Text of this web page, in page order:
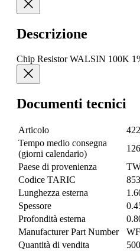
Descrizione
Chip Resistor WALSIN 100K
Documenti tecnici
Articolo
Tempo medio consegna
(giorni calendario)
126
Paese di provenienza
Codice TARIC
Lunghezza esterna
Spessore
Profondità esterna
Manufacturer Part Number
Quantità di vendita